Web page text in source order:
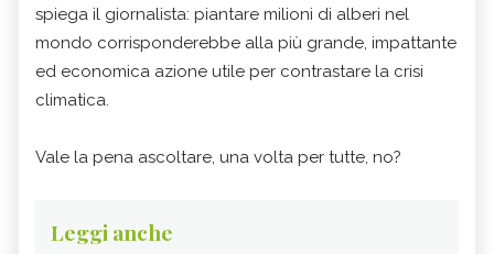
spiega il giornalista: piantare milioni di alberi nel
mondo corrisponderebbe alla più grande, impattante
ed economica azione utile per contrastare la crisi
climatica.
Vale la pena ascoltare, una volta per tutte, no?
Leggi anche